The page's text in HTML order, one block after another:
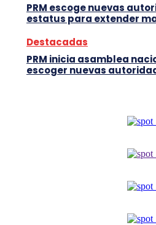
PRM escoge nuevas
estatus para extender
Destacadas
PRM inicia asamblea
escoger nuevas